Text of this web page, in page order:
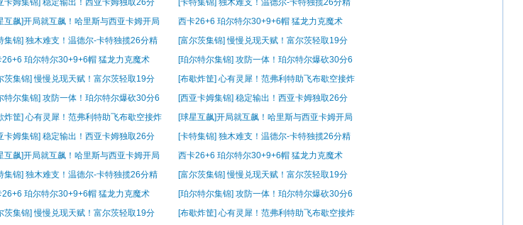
卡姆集锦] 稳定输出！西亚卡姆独取26分
集锦
[卡特集锦] 独木难支！温德尔-卡特独揽26分精
彩集锦
互飙]开局就互飙！哈里斯与西亚卡姆开局
三分
西卡26+6 珀尔特尔30+9+6帽 猛龙力克魔术
集锦] 独木难支！温德尔-卡特独揽26分精
锦
[富尔茨集锦] 慢慢兑现天赋！富尔茨轻取19分
精彩集锦
26+6 珀尔特尔30+9+6帽 猛龙力克魔术
[珀尔特尔集锦] 攻防一体！珀尔特尔爆砍30分6
帽
茨集锦] 慢慢兑现天赋！富尔茨轻取19分
集锦
[布歇炸筐] 心有灵犀！范弗利特助飞布歇空接炸
筐
特尔集锦] 攻防一体！珀尔特尔爆砍30分6
[西亚卡姆集锦] 稳定输出！西亚卡姆独取26分
精彩集锦
炸筐] 心有灵犀！范弗利特助飞布歇空接炸
[球星互飙]开局就互飙！哈里斯与西亚卡姆开局
对扔三分
卡姆集锦] 稳定输出！西亚卡姆独取26分
集锦
[卡特集锦] 独木难支！温德尔-卡特独揽26分精
彩集锦
互飙]开局就互飙！哈里斯与西亚卡姆开局
三分
西卡26+6 珀尔特尔30+9+6帽 猛龙力克魔术
集锦] 独木难支！温德尔-卡特独揽26分精
锦
[富尔茨集锦] 慢慢兑现天赋！富尔茨轻取19分
精彩集锦
26+6 珀尔特尔30+9+6帽 猛龙力克魔术
[珀尔特尔集锦] 攻防一体！珀尔特尔爆砍30分6
帽
茨集锦] 慢慢兑现天赋！富尔茨轻取19分
[布歇炸筐] 心有灵犀！范弗利特助飞布歇空接炸